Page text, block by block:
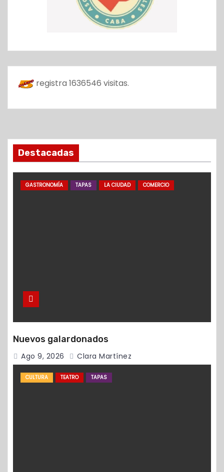
registra 1636546 visitas.
Destacadas
GASTRONOMÍA TAPAS LA CIUDAD COMERCIO
Nuevos galardonados
Ago 9, 2026 Clara Martínez
CULTURA TEATRO TAPAS